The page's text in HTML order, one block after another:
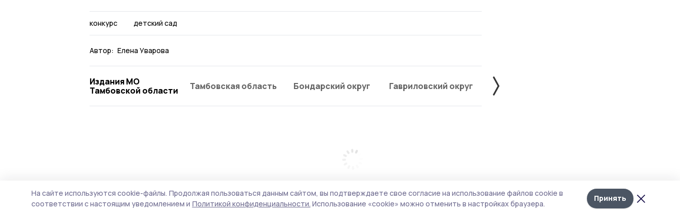
Лента
новостей
конкурс детский сад
Автор: Елена Уварова
Издания МО
Тамбовской области
Тамбовская область Бондарский округ Гавриловский округ Жердевский округ
На сайте используются cookie-файлы. Продолжая пользоваться данным сайтом, вы подтверждаете свое согласие на использование файлов cookie в
соответствии с настоящим уведомлением и Политикой конфиденциальности. Использование «cookie» можно отменить в настройках браузера.
Принять